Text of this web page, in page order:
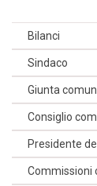
Bilanci
Sindaco
Giunta
Consiglio
Presidente
Commissioni